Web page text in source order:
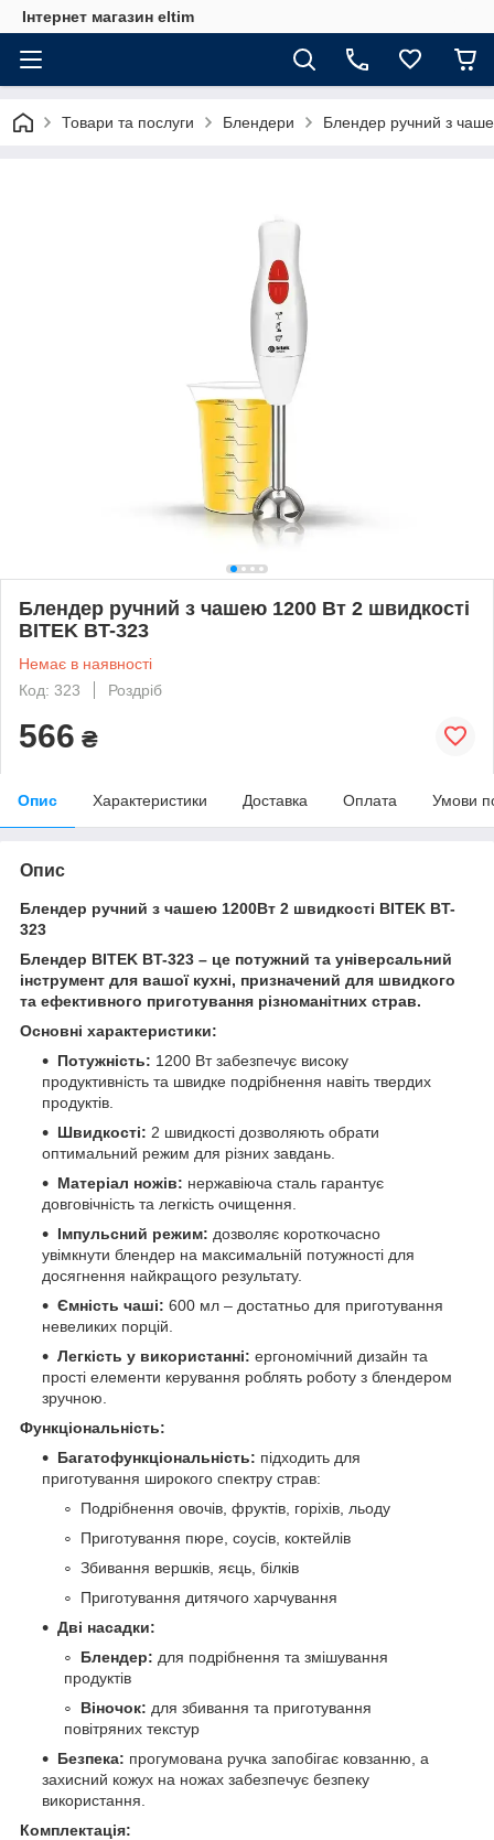
Інтернет магазин eltim
Товари та послуги Блендери Блендер ручний з
Блендер ручний з чашею 1200 Вт 2 швидкості
BITEK BT-323
Немає в наявності
Код: 323
Роздріб
566 ₴
Опис Характеристики Доставка Оплата Умови
Опис
Блендер ручний з чашею 1200Вт 2 швидкості BITEK BT-
323
Блендер BITEK BT-323 – це потужний та універсальний
інструмент для вашої кухні, призначений для швидкого
та ефективного приготування різноманітних страв.
Основні характеристики:
Потужність: 1200 Вт забезпечує високу
продуктивність та швидке подрібнення навіть твердих
продуктів.
Швидкості: 2 швидкості дозволяють обрати
оптимальний режим для різних завдань.
Матеріал ножів: нержавіюча сталь гарантує
довговічність та легкість очищення.
Імпульсний режим: дозволяє короткочасно
увімкнути блендер на максимальній потужності для
досягнення найкращого результату.
Ємність чаші: 600 мл – достатньо для приготування
невеликих порцій.
Легкість у використанні: ергономічний дизайн та
прості елементи керування роблять роботу з блендером
зручною.
Функціональність:
Багатофункціональність: підходить для
приготування широкого спектру страв:
Подрібнення овочів, фруктів, горіхів, льоду
Приготування пюре, соусів, коктейлів
Збивання вершків, яєць, білків
Приготування дитячого харчування
Дві насадки:
Блендер: для подрібнення та змішування
продуктів
Віночок: для збивання та приготування
повітряних текстур
Безпека: прогумована ручка запобігає ковзанню, а
захисний кожух на ножах забезпечує безпеку
використання.
Комплектація: